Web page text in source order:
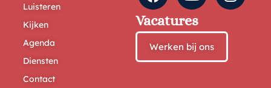
Luisteren
Kijken
Agenda
Diensten
Contact
Vacatures
Werken bij ons